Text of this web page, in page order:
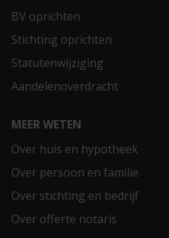
BV oprichten
Stichting oprichten
Statutenwijziging
Aandelenoverdracht
MEER WETEN
Over huis en hypotheek
Over persoon en familie
Over stichting en bedrijf
Over offerte notaris